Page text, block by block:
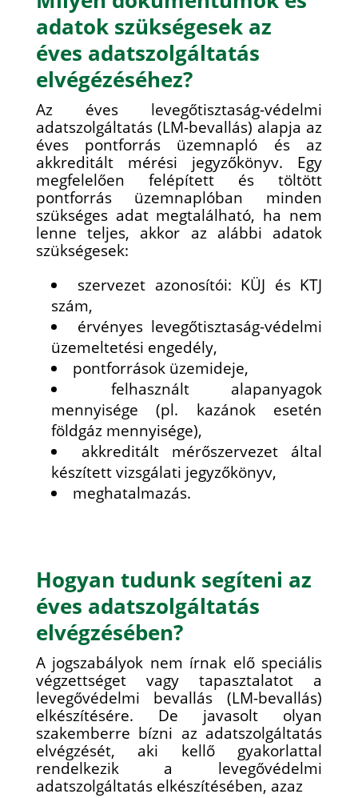
adatok szükségesek az
éves adatszolgáltatás
elvégézéséhez?
Az éves levegőtisztaság-védelmi
adatszolgáltatás (LM-bevallás) alapja az
éves pontforrás üzemnapló és az
akkreditált mérési jegyzőkönyv. Egy
megfelelően felépített és töltött
pontforrás üzemnaplóban minden
szükséges adat megtalálható, ha nem
lenne teljes, akkor az alábbi adatok
szükségesek:
szervezet azonosítói: KÜJ és KTJ
szám,
érvényes levegőtisztaság-védelmi
üzemeltetési engedély,
pontforrások üzemideje,
felhasznált alapanyagok
mennyisége (pl. kazánok esetén
földgáz mennyisége),
akkreditált mérőszervezet által
készített vizsgálati jegyzőkönyv,
meghatalmazás.
Hogyan tudunk segíteni az
éves adatszolgáltatás
elvégzésében?
A jogszabályok nem írnak elő speciális
végzettséget vagy tapasztalatot a
levegővédelmi bevallás (LM-bevallás)
elkészítésére. De javasolt olyan
szakemberre bízni az adatszolgáltatás
elvégzését, aki kellő gyakorlattal
rendelkezik a levegővédelmi
adatszolgáltatás elkészítésében, azaz